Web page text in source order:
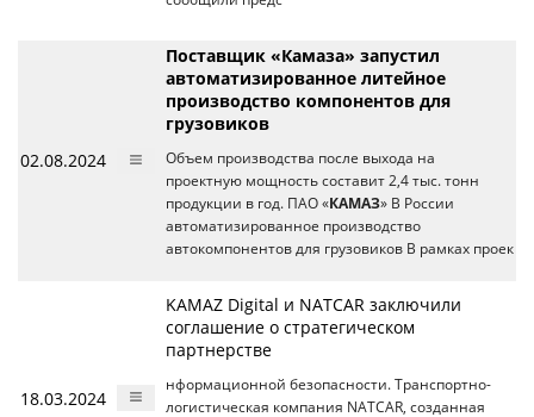
02.08.2024
Поставщик «Камаза» запустил
автоматизированное литейное
производство компонентов для
грузовиков
Объем производства после выхода на
проектную мощность составит 2,4 тыс. тонн
продукции в год. ПАО «КАМАЗ» В России
автоматизированное производство
автокомпонентов для грузовиков В рамках проек
18.03.2024
KAMAZ Digital и NATCAR заключили
соглашение о стратегическом
партнерстве
нформационной безопасности. Транспортно-
логистическая компания NATCAR, созданная